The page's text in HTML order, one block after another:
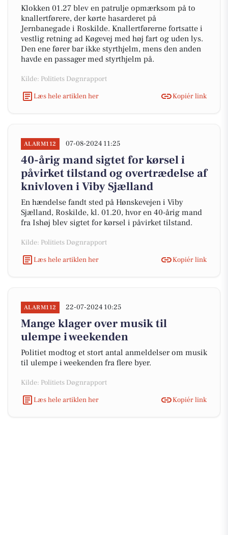
Klokken 01.27 blev en patrulje opmærksom på to
knallertførere, der kørte hasarderet på
Jernbanegade i Roskilde. Knallertførerne fortsatte i
vestlig retning ad Køgevej med høj fart og uden lys.
Den ene fører bar ikke styrthjelm, mens den anden
havde en passager med styrthjelm på.
Kilde: Politiets Døgnrapport
Læs hele artiklen her
Kopiér link
ALARM112 07-08-2024 11:25
40-årig mand sigtet for kørsel i
påvirket tilstand og overtrædelse af
knivloven i Viby Sjælland
En hændelse fandt sted på Hønskevejen i Viby
Sjælland, Roskilde, kl. 01.20, hvor en 40-årig mand
fra Ishøj blev sigtet for kørsel i påvirket tilstand.
Kilde: Politiets Døgnrapport
Læs hele artiklen her
Kopiér link
ALARM112 22-07-2024 10:25
Mange klager over musik til
ulempe i weekenden
Politiet modtog et stort antal anmeldelser om musik
til ulempe i weekenden fra flere byer.
Kilde: Politiets Døgnrapport
Læs hele artiklen her
Kopiér link